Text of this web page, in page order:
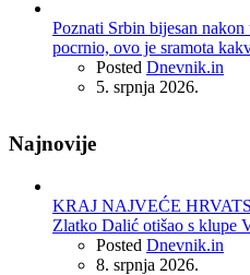
Poznati Srbin bijesan
pocrnio, ovo je sramota
Posted Dnevnik.in
5. srpnja 2026.
Najnovije
KRAJ NAJVEĆE
Zlatko Dalić otišao s klupe
Posted Dnevnik.in
8. srpnja 2026.